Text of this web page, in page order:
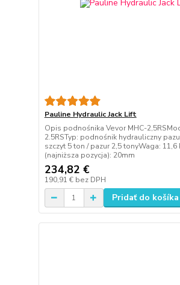
Pauline Hydraulic Jack Lift
Opis podnośnika Vevor MHC-
2.5RSTyp: podnośnik hydrauliczny
szczyt 5 ton / pazur 2,5 tonyWaga: 11,6
(najniższa pozycja): 20mm
234,82 €
190,91 € bez DPH
Pridať do košíka